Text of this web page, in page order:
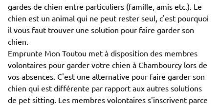
gardes de chien entre particuliers (famille, amis etc.). Le
chien est un animal qui ne peut rester seul, c'est pourquoi
il vous faut trouver une solution pour faire garder son
chien.
Emprunte Mon Toutou met à disposition des membres
volontaires pour garder votre chien à Chambourcy lors de
vos absences. C'est une alternative pour faire garder son
chien qui est différente par rapport aux autres solutions
de pet sitting. Les membres volontaires s'inscrivent parce